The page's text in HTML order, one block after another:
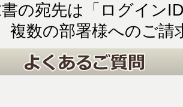
の宛先は「ログイン
複数の部署様へのご請